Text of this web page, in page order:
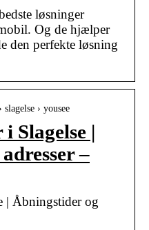
løsninger
Og de hjælper
den perfekte løsning
› yousee
Slagelse |
–
| Åbningstider og